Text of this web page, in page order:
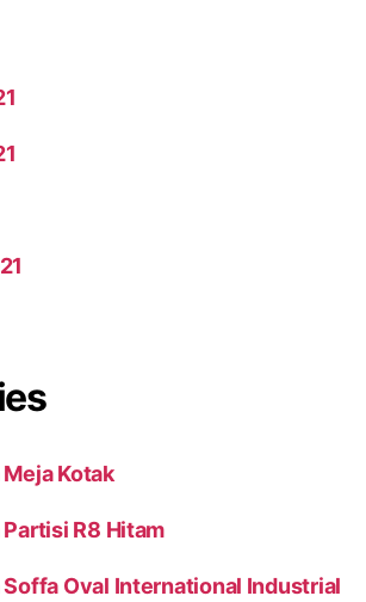
Kotak
R8 Hitam
Soffa Oval International Industrial